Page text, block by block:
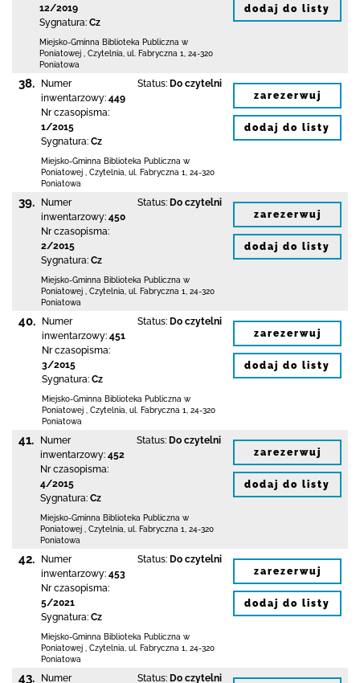
12/2019
Sygnatura: Cz
Miejsko-Gminna Biblioteka Publiczna w
Poniatowej
Czytelnia, ul. Fabryczna 1
24-320
Poniatowa
dodaj do listy
38.
Numer
inwentarzowy: 449
Nr czasopisma:
1/2015
Sygnatura: Cz
Status: Do czytelni
Miejsko-Gminna Biblioteka Publiczna w
Poniatowej
Czytelnia, ul. Fabryczna 1
24-320
Poniatowa
zarezerwuj
dodaj do listy
39.
Numer
inwentarzowy: 450
Nr czasopisma:
2/2015
Sygnatura: Cz
Status: Do czytelni
Miejsko-Gminna Biblioteka Publiczna w
Poniatowej
Czytelnia, ul. Fabryczna 1
24-320
Poniatowa
zarezerwuj
dodaj do listy
40.
Numer
inwentarzowy: 451
Nr czasopisma:
3/2015
Sygnatura: Cz
Status: Do czytelni
Miejsko-Gminna Biblioteka Publiczna w
Poniatowej
Czytelnia, ul. Fabryczna 1
24-320
Poniatowa
zarezerwuj
dodaj do listy
41.
Numer
inwentarzowy: 452
Nr czasopisma:
4/2015
Sygnatura: Cz
Status: Do czytelni
Miejsko-Gminna Biblioteka Publiczna w
Poniatowej
Czytelnia, ul. Fabryczna 1
24-320
Poniatowa
zarezerwuj
dodaj do listy
42.
Numer
inwentarzowy: 453
Nr czasopisma:
5/2021
Sygnatura: Cz
Status: Do czytelni
Miejsko-Gminna Biblioteka Publiczna w
Poniatowej
Czytelnia, ul. Fabryczna 1
24-320
Poniatowa
zarezerwuj
dodaj do listy
43. Numer Status: Do czytelni